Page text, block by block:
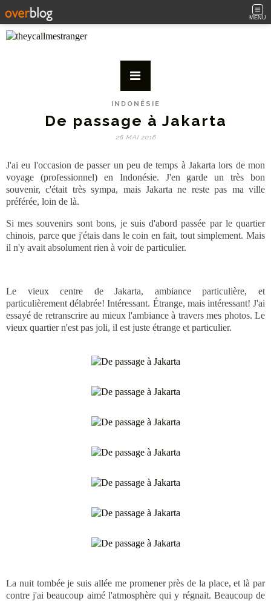
MENU
INDONÉSIE
De passage à Jakarta
26 MAI 2016
J'ai eu l'occasion de passer un peu de temps à Jakarta lors de mon
voyage (professionnel) en Indonésie. J'en garde un très bon
souvenir, c'était très sympa, mais Jakarta ne reste pas ma ville
préférée, loin de là.
Si mes souvenirs sont bons, je suis d'abord passée par le quartier
chinois, parce que j'étais dans le coin en fait, tout simplement. Mais
il n'y avait absolument rien à voir de particulier.
Le vieux centre de Jakarta, ambiance particulière, et
particulièrement délabrée! Intéressant. Étrange, mais intéressant! J'ai
essayé de retranscrire au mieux l'ambiance à travers mes photos. Le
vieux quartier n'est pas joli, il est juste étrange et particulier.
La nuit tombée je suis allée me promener près de la place, et là par
contre j'ai beaucoup aimé l'atmosphère qui y régnait. Beaucoup de